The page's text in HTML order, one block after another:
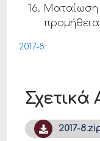
Σχετικά
2017-
Ματαίωση
προμήθεια
2017-8